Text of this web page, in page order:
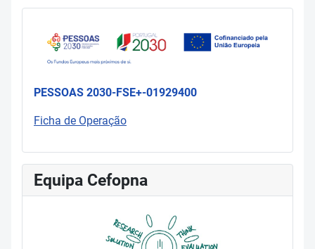
PESSOAS 2030-FSE+-01929400
Ficha de Operação
Equipa Cefopna